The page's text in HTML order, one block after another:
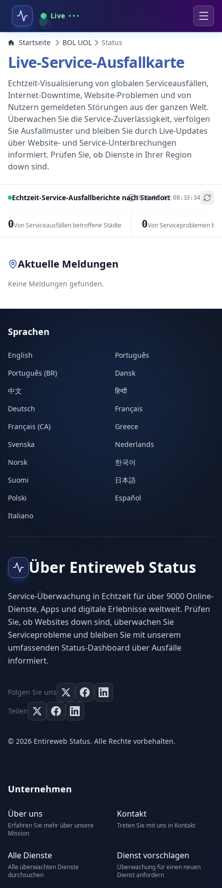
Live
Startseite BOL UOL Status
Live-Service-Ausfallkarte
Echtzeit-Visualisierung von globalen Serviceausfällen,
Internet-Downtime, Website-Problemen und von
Nutzern gemeldeten Störungen aus der ganzen Welt.
Überwachen Sie die Service-Zuverlässigkeit, verfolgen
Sie Ausfallmuster und bleiben Sie durch Live-Updates
über Website- und Service-Unterbrechungen
informiert. Prüfen Sie, ob Dienste in Ihrer Region
down sind.
Echtzeit-Service-Ausfallberichte nach Standort
2026-08-10 08:33:34
0Von Serviceausfällen betroffene Städte 0Von Serviceproblemen
+
Aktuelle Meldungen
Keine Meldungen gefunden.
Sprachen
English
Português
Português (BR)
Dansk
中文
हिन्दी
Deutsch
Français
Français (CA)
Greece
Svenska
Nederlands
Norsk
한국어
Suomi
日本語
Polski
Español
Italiano
Über Entireweb Status
Service-Überwachung in Echtzeit für über 9000 Online-
Dienste, Apps und digitale Erlebnisse weltweit. Prüfen
Sie, ob Websites down sind, überwachen Sie
Serviceprobleme und bleiben Sie mit unserem
umfassenden Status-Dashboard über Ausfälle
informiert.
Folgen Sie uns
Teilen
© 2026 Entireweb Status. Alle Rechte vorbehalten.
Unternehmen
Über uns
Erfahren Sie mehr über unsere
Mission
Kontakt
Treten Sie mit uns in Kontakt
Alle Dienste
Alle überwachten Dienste
durchsuchen
Dienst vorschlagen
Überwachung für einen neuen
Dienst anfordern